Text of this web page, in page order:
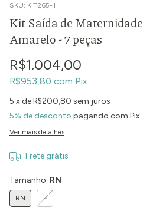
SKU: KIT265-1
Kit Saída de
Amarelo - 7 peças
R$1.004,00
R$953,80 com Pix
5 x deR$200,80 sem juros
5% de desconto pagando com Pix
Ver mais detalhes
Frete grátis
Tamanho: RN
RN P